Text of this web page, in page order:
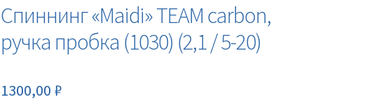
Спиннинг «Maidi» TEAM carbon,
ручка пробка (1030) (2,1 / 5-20)
1300,00 ₽